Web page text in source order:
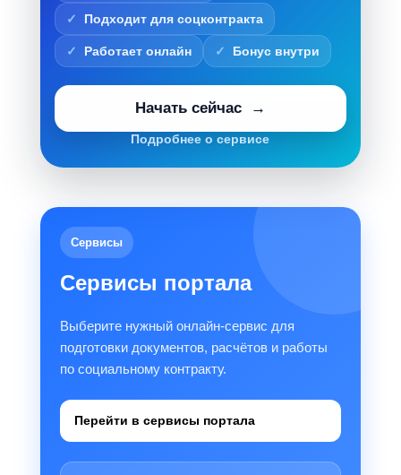
Подходит для соцконтракта
Работает онлайн Бонус внутри
Начать сейчас
Подробнее о сервисе
Сервисы
Сервисы портала
Выберите нужный онлайн-сервис для
подготовки документов, расчётов и работы
по социальному контракту.
Перейти в сервисы портала